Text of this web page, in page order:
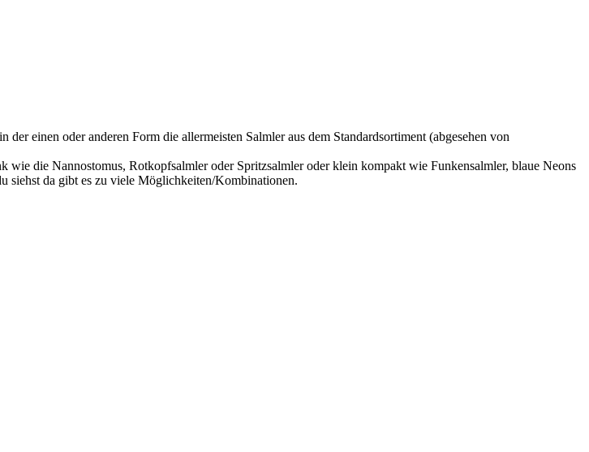
einen oder anderen Form die allermeisten Salmler aus dem Standardsortiment (abgesehen von
die Nannostomus, Rotkopfsalmler oder Spritzsalmler oder klein kompakt wie Funkensalmler, blaue Neons
siehst da gibt es zu viele Möglichkeiten/Kombinationen.